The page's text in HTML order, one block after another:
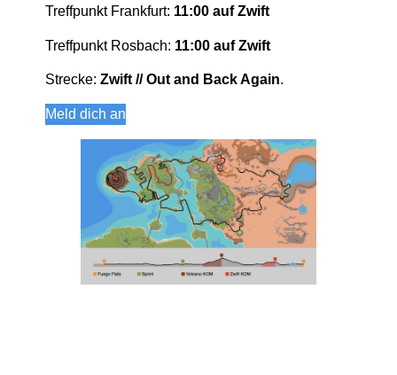
Treffpunkt Frankfurt: 11:00 auf Zwift
Treffpunkt Rosbach: 11:00 auf Zwift
Strecke: Zwift // Out and Back Again.
Meld dich an